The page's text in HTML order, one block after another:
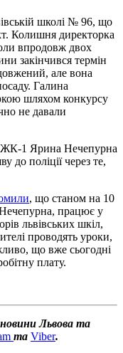
школі № 96, що
Колишня директорка
впродовж двох
закінчився термін
але вона
Галина
шляхом конкурсу
не давали
1 Ярина Нечепурна
до поліції через те,
, що станом на 10
працює у
львівських шкіл,
проводять уроки,
що вже сьогодні
плату.
Львова та
та Viber.